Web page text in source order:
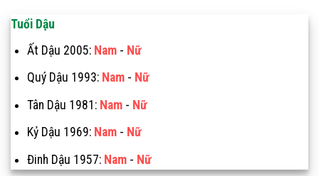
Tuổi Dậu
Ất Dậu 2005: Nam- Nữ
Quý Dậu 1993: Nam- Nữ
Tân Dậu 1981: Nam- Nữ
Kỷ Dậu 1969: Nam- Nữ
Đinh Dậu 1957: Nam- Nữ